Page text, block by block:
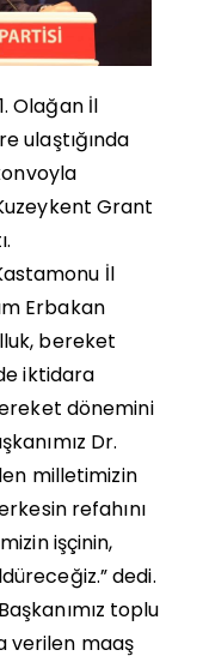
Olağan İl
ulaştığında
Grant
İl
Erbakan
bereket
iktidara
dönemini
Dr.
milletimizin
refahını
işçinin,
dedi.
toplu
verilen maaş